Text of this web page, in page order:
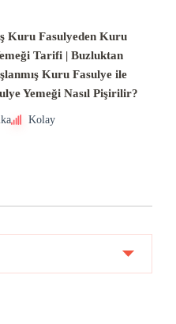
Kuru Fasulyeden Kuru
Tarifi | Buzluktan
Kuru Fasulye ile
Yemeği Nasıl Pişirilir?
Kolay